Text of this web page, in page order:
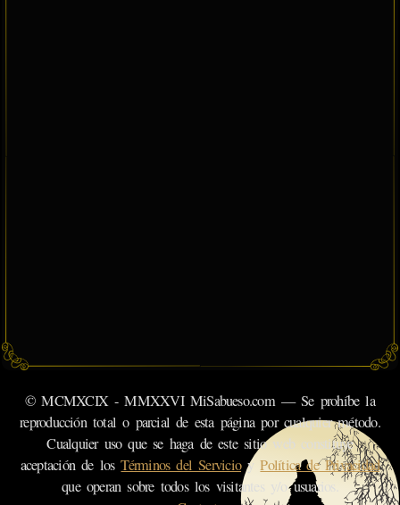
© MCMXCIX - MMXXVI MiSabueso.com — Se prohíbe la
reproducción total o parcial de esta página por cualquier método.
Cualquier uso que se haga de este sitio web constituye
aceptación de losTérminos del ServicioyPolítica de Privacidad
que operan sobre todos los visitantes y/o usuarios.